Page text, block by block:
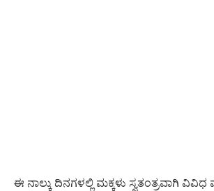
ಈ ನಾಲ್ಕು ದಿನಗಳಲ್ಲಿ ಮಕ್ಕಳು ಸ್ವತಂತ್ರವಾಗಿ ವಿವಿಧ